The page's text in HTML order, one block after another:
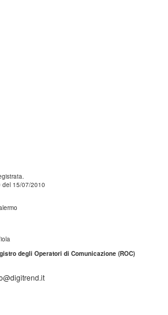
del 15/07/2010
degli Operatori di Comunicazione (ROC)